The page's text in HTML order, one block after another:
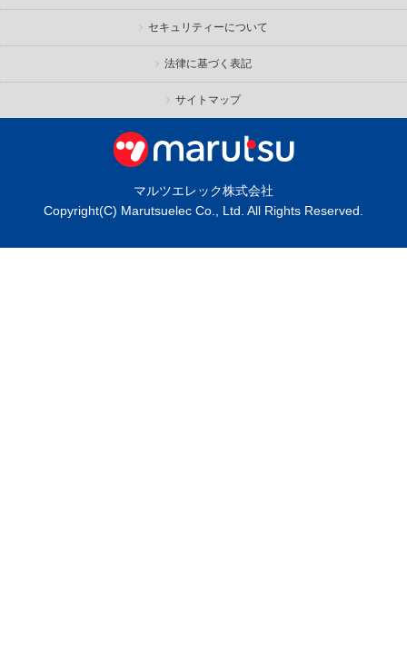
セキュリティーについて
法律に基づく表記
サイトマップ
マルツエレック株式会社
Copyright(C) Marutsuelec Co., Ltd. All Rights Reserved.